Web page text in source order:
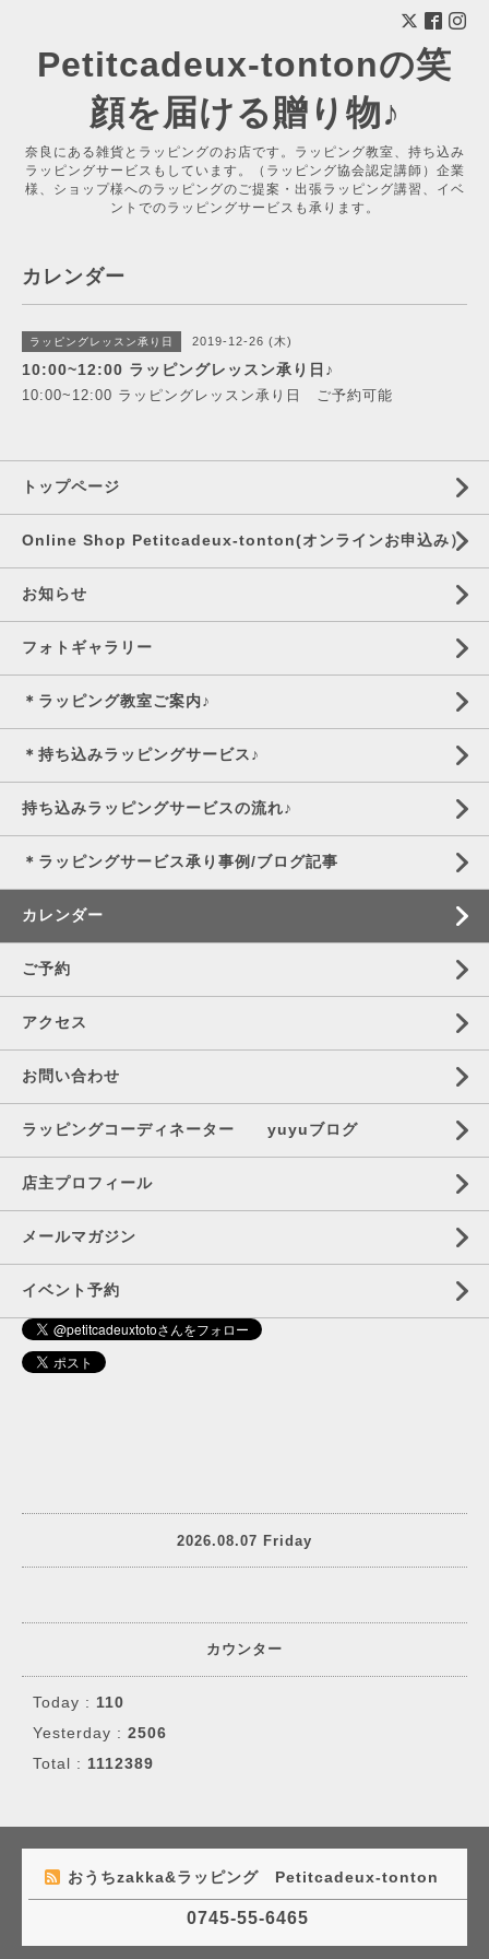
Petitcadeux-tontonの笑
顔を届ける贈り物♪
奈良にある雑貨とラッピングのお店です。ラッピング教室、持ち込み
ラッピングサービスもしています。（ラッピング協会認定講師）企業
様、ショップ様へのラッピングのご提案・出張ラッピング講習、イベ
ントでのラッピングサービスも承ります。
カレンダー
ラッピングレッスン承り日 2019-12-26 (木)
10:00~12:00 ラッピングレッスン承り日♪
10:00~12:00 ラッピングレッスン承り日 ご予約可能
トップページ
Online Shop Petitcadeux-tonton(オンラインお申込み）
お知らせ
フォトギャラリー
＊ラッピング教室ご案内♪
＊持ち込みラッピングサービス♪
持ち込みラッピングサービスの流れ♪
＊ラッピングサービス承り事例/ブログ記事
カレンダー
ご予約
アクセス
お問い合わせ
ラッピングコーディネーター yuyuブログ
店主プロフィール
メールマガジン
イベント予約
2026.08.07 Friday
カウンター
Today : 110
Yesterday : 2506
Total : 1112389
おうちzakka&ラッピング Petitcadeux-tonton
0745-55-6465